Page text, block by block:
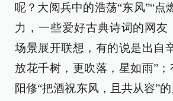
呢？大阅兵中的浩荡“东风”“点
力，一些爱好古典诗词的网友
场景展开联想，有的说是出自
放花千树，更吹落，星如雨”
阳修“把酒祝东风，且共从容”